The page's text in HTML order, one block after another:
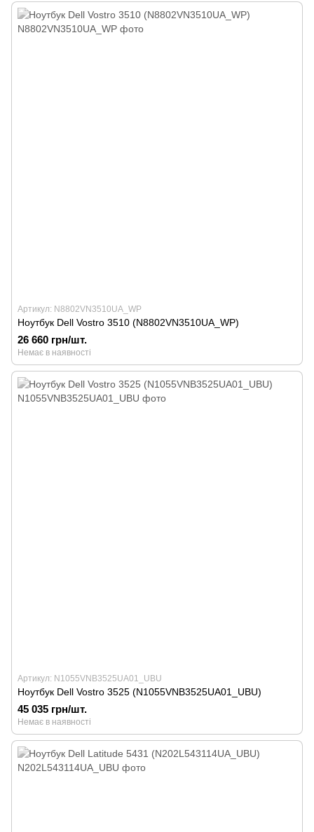
Артикул: N8802VN3510UA_WP
Ноутбук Dell Vostro 3510 (N8802VN3510UA_WP)
26 660 грн/шт.
Немає в наявності
Артикул: N1055VNB3525UA01_UBU
Ноутбук Dell Vostro 3525 (N1055VNB3525UA01_UBU)
45 035 грн/шт.
Немає в наявності